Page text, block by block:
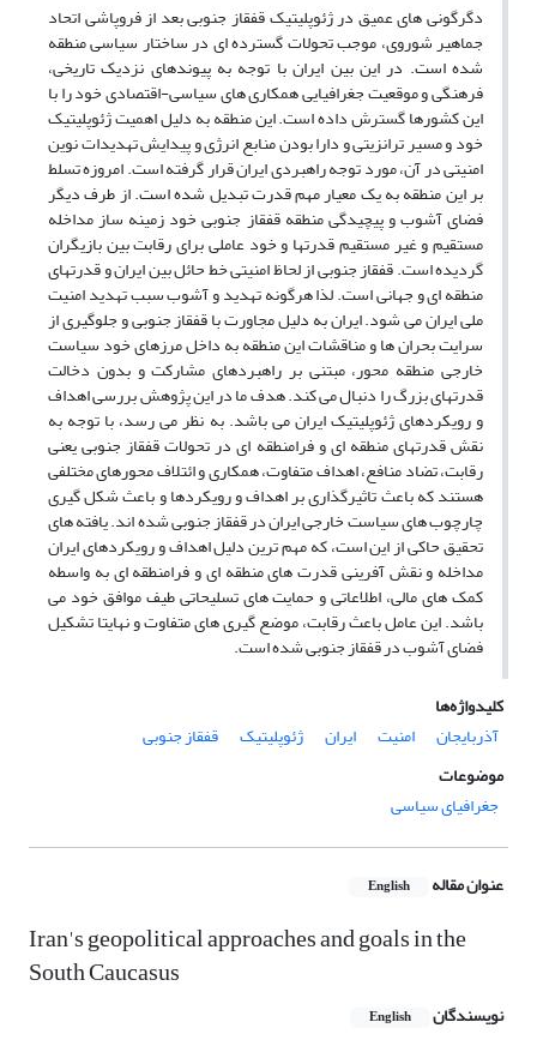
دگرگونی های عمیق در ژئوپلیتیک قفقاز جنوبی بعد از فروپاشی اتحاد
جماهیر شوروی، موجب تحولات گسترده ای در ساختار سیاسی منطقه
شده است. در این بین ایران با توجه به پیوندهای نزدیک تاریخی،
فرهنگی و موقعیت جغرافیایی همکاری های سیاسی-اقتصادی خود را با
این کشورها گسترش داده است. این منطقه به دلیل اهمیت ژئوپلیتیک
خود و مسیر ترانزیتی و دارا بودن منابع انرژی و پیدایش تهدیدات نوین
امنیتی در آن، مورد توجه راهبردی ایران قرار گرفته است. امروزه تسلط
بر این منطقه به یک معیار مهم قدرت تبدیل شده است. از طرف دیگر
فضای آشوب و پیچیدگی منطقه قفقاز جنوبی خود زمینه ساز مداخله
مستقیم و غیر مستقیم قدرتها و خود عاملی برای رقابت بین بازیگران
گردیده است. قفقاز جنوبی از لحاظ امنیتی خط حائل بین ایران و قدرتهای
منطقه ای و جهانی است. لذا هرگونه تهدید و آشوب سبب تهدید امنیت
ملی ایران می شود. ایران به دلیل مجاورت با قفقاز جنوبی و جلوگیری از
سرایت بحران ها و مناقشات این منطقه به داخل مرزهای خود سیاست
خارجی منطقه محور، مبتنی بر راهبردهای مشارکت و بدون دخالت
قدرتهای بزرگ را دنبال می کند. هدف ما در این پژوهش بررسی اهداف
و رویکردهای ژئوپلیتیک ایران می باشد. به نظر می رسد، با توجه به
نقش قدرتهای منطقه ای و فرامنطقه ای در تحولات قفقاز جنوبی یعنی
رقابت، تضاد منافع، اهداف متفاوت، همکاری و ائتلاف محورهای مختلفی
هستند که باعث تاثیرگذاری بر اهداف و رویکردها و باعث شکل گیری
چارچوب های سیاست خارجی ایران در قفقاز جنوبی شده اند. یافته های
تحقیق حاکی از این است، که مهم ترین دلیل اهداف و رویکردهای ایران
مداخله و نقش آفرینی قدرت های منطقه ای و فرامنطقه ای به واسطه
کمک های مالی، اطلاعاتی و حمایت های تسلیحاتی طیف موافق خود می
باشد. این عامل باعث رقابت، موضع گیری های متفاوت و نهایتا تشکیل
فضای آشوب در قفقاز جنوبی شده است.
کلیدواژه‌ها
آذربایجان
امنیت ایران ژئوپلیتیک
قفقاز جنوبی
موضوعات
جغرافیای سیاسی
عنوان مقاله English
Iran's geopolitical approaches and goals in the
South Caucasus
نویسندگان English